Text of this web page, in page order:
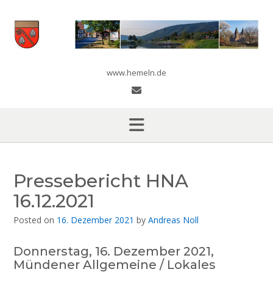
content
www.hemeln.de
Pressebericht HNA
16.12.2021
Posted on 16. Dezember 2021 by Andreas Noll
Donnerstag, 16. Dezember 2021,
Mündener Allgemeine / Lokales